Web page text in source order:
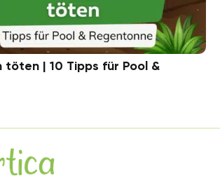
töten | 10 Tipps für Pool &